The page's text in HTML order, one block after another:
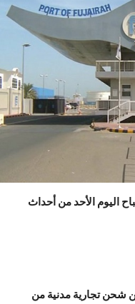
اليوم الأحد من أحداث
الخارجية الإمارتية إن 4 سفن شحن تجارية مدنية من